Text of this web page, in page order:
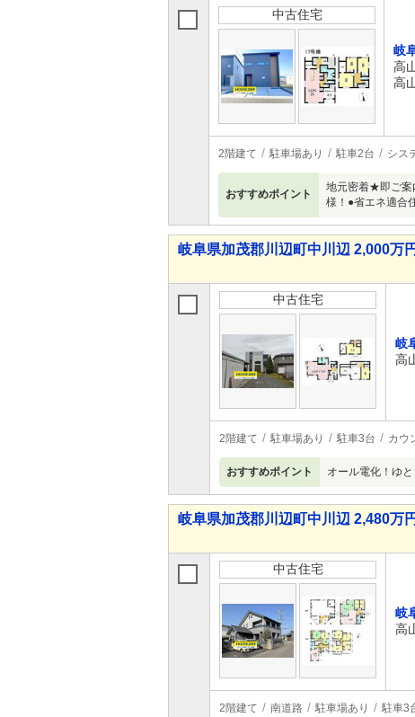
中古住宅
岐
高
高
2階建て 駐車場あり 駐車2台 シス
おすすめポイント
地元密着★即ご案
様！●省エネ適合
岐阜県加茂郡川辺町中川辺 2,000万
中古住宅
岐
高
2階建て 駐車場あり 駐車3台 カウ
おすすめポイント オール電化！ゆ
岐阜県加茂郡川辺町中川辺 2,480万
中古住宅
岐
高
2階建て 南道路 駐車場あり 駐車3